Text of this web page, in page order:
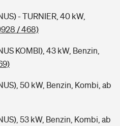
- TURNIER, 40 kW,
/ 468)
KOMBI), 43 kW, Benzin,
50 kW, Benzin, Kombi, ab
53 kW, Benzin, Kombi, ab